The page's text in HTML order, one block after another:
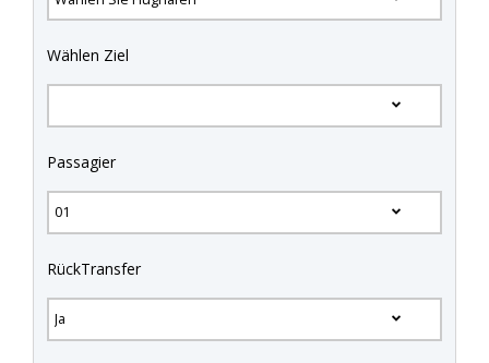
Wählen Ziel
Passagier
RückTransfer